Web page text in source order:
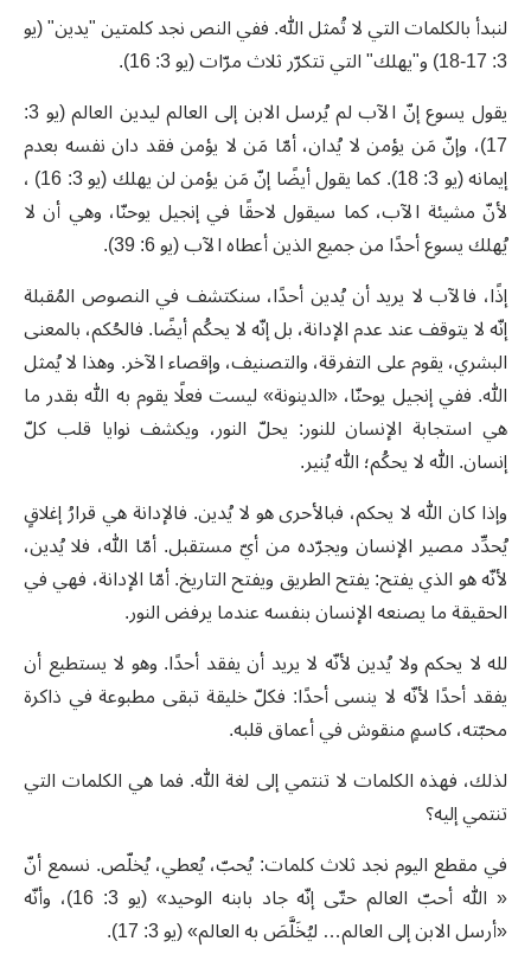
لنبدأ بالكلمات التي لا تُمثل الله. ففي النص نجد كلمتين "يدين" (يو
3: 17-18) و"يهلك" التي تتكرّر ثلاث مرّات (يو 3: 16).
يقول يسوع إنّ الآب لم يُرسل الابن إلى العالم ليدين العالم (يو 3:
17)، وإنّ مَن يؤمن لا يُدان، أمّا مَن لا يؤمن فقد دان نفسه بعدم
إيمانه (يو 3: 18). كما يقول أيضًا إنّ مَن يؤمن لن يهلك (يو 3: 16) ،
لأنّ مشيئة الآب، كما سيقول لاحقًا في إنجيل يوحنّا، وهي أن لا
يُهلك يسوع أحدًا من جميع الذين أعطاه الآب (يو 6: 39).
إذًا، فالآب لا يريد أن يُدين أحدًا، سنكتشف في النصوص المُقبلة
إنّه لا يتوقف عند عدم الإدانة، بل إنّه لا يحكُم أيضًا. فالحُكم، بالمعنى
البشري، يقوم على التفرقة، والتصنيف، وإقصاء الآخر. وهذا لا يُمثل
الله. ففي إنجيل يوحنّا، «الدينونة» ليست فعلًا يقوم به الله بقدر ما
هي استجابة الإنسان للنور: يحلّ النور، ويكشف نوايا قلب كلّ
إنسان. الله لا يحكُم؛ الله يُنير.
وإذا كان الله لا يحكم، فبالأحرى هو لا يُدين. فالإدانة هي قرارُ إغلاقٍ
يُحدِّد مصير الإنسان ويجرّده من أيّ مستقبل. أمّا الله، فلا يُدين،
لأنّه هو الذي يفتح: يفتح الطريق ويفتح التاريخ. أمّا الإدانة، فهي في
الحقيقة ما يصنعه الإنسان بنفسه عندما يرفض النور.
لله لا يحكم ولا يُدين لأنّه لا يريد أن يفقد أحدًا. وهو لا يستطيع أن
يفقد أحدًا لأنّه لا ينسى أحدًا: فكلّ خليقة تبقى مطبوعة في ذاكرة
محبّته، كاسمٍ منقوش في أعماق قلبه.
لذلك، فهذه الكلمات لا تنتمي إلى لغة الله. فما هي الكلمات التي
تنتمي إليه؟
في مقطع اليوم نجد ثلاث كلمات: يُحبّ، يُعطي، يُخلّص. نسمع أنّ
« الله أحبّ العالم حتّى إنّه جاد بابنه الوحيد» (يو 3: 16)، وأنّه
«أرسل الابن إلى العالم… ليُخَلَّصَ به العالم» (يو 3: 17).